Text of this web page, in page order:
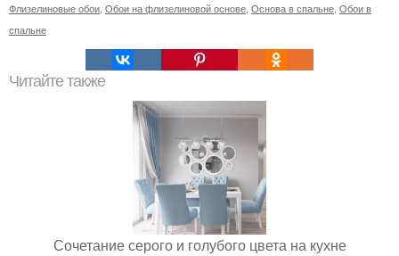
Флизелиновые обои Обои на флизелиновой основе Основа в спальне Обои в
спальне
Читайте также
Сочетание серого и голубого цвета на кухне